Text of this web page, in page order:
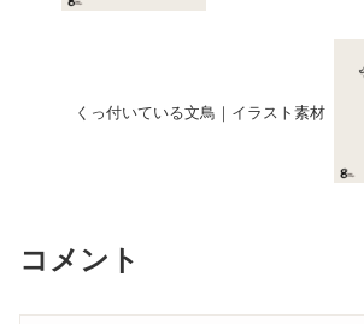
くっ付いている文鳥｜イラスト素材
コメント